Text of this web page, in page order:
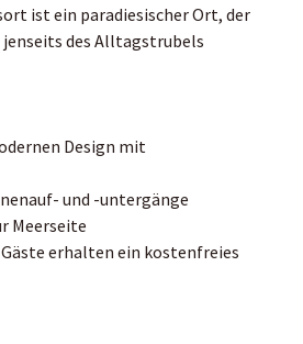
ist ein paradiesischer Ort, der
jenseits des Alltagstrubels
Design mit
und -untergänge
Meerseite
Gäste erhalten ein kostenfreies